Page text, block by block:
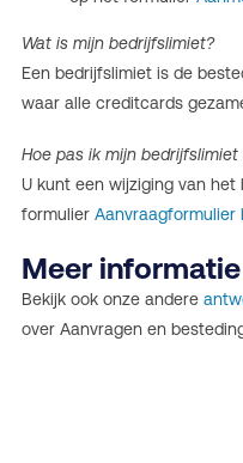
Wat is mijn bedrijfslimiet?
Een bedrijfslimiet is de
waar alle creditcards
Hoe pas ik mijn bedrijfslimiet
U kunt een wijziging van
formulier Aanvraagformulier
Meer informatie
Bekijk ook onze andere
over Aanvragen en